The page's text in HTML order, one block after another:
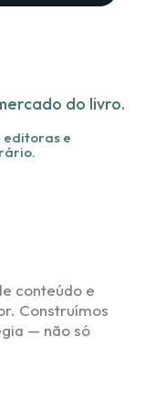
do livro.
editoras e
conteúdo e
Construímos
— não só